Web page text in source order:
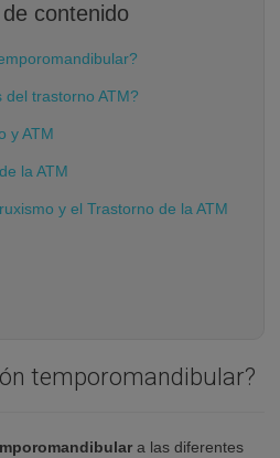
contenido
trastorno ATM?
y ATM
la ATM
y el Trastorno de la ATM
temporomandibular?
a las diferentes